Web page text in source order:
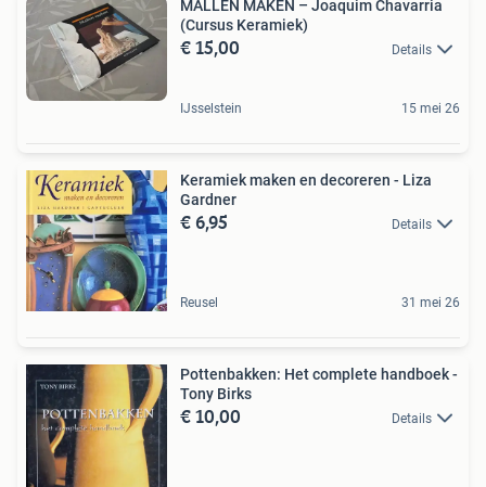
MALLEN MAKEN – Joaquim Chavarria
(Cursus Keramiek)
€ 15,00 Details
IJsselstein 15 mei 26
Keramiek maken en decoreren - Liza
Gardner
€ 6,95 Details
Reusel 31 mei 26
Pottenbakken: Het complete handboek -
Tony Birks
€ 10,00 Details